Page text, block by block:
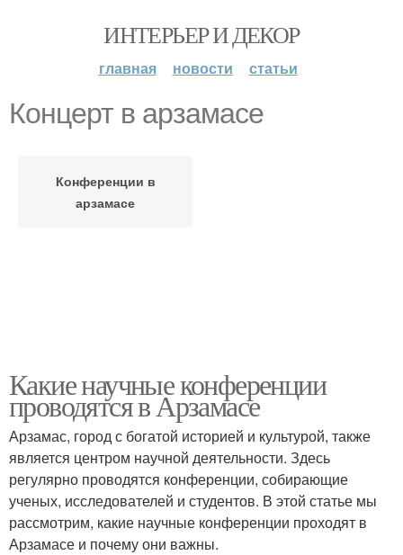
ИНТЕРЬЕР И ДЕКОР
главная новости статьи
Концерт в арзамасе
Конференции в
арзамасе
Какие научные конференции
проводятся в Арзамасе
Арзамас, город с богатой историей и культурой, также
является центром научной деятельности. Здесь
регулярно проводятся конференции, собирающие
ученых, исследователей и студентов. В этой статье мы
рассмотрим, какие научные конференции проходят в
Арзамасе и почему они важны.